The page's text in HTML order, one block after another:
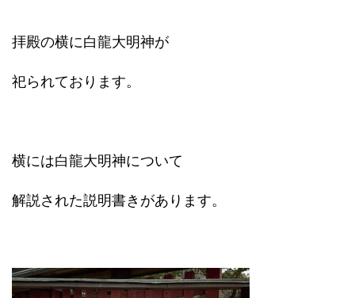
拝殿の横に白龍大明神が
祀られております。
横には白龍大明神について
解説された説明書きがあります。